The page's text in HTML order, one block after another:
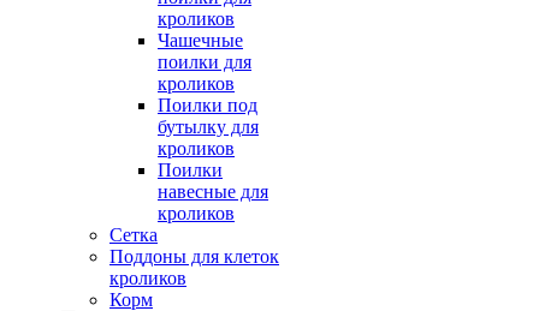
кроликов
Чашечные
поилки для
кроликов
Поилки под
бутылку для
кроликов
Поилки
навесные для
кроликов
Сетка
Поддоны для клеток
кроликов
Корм